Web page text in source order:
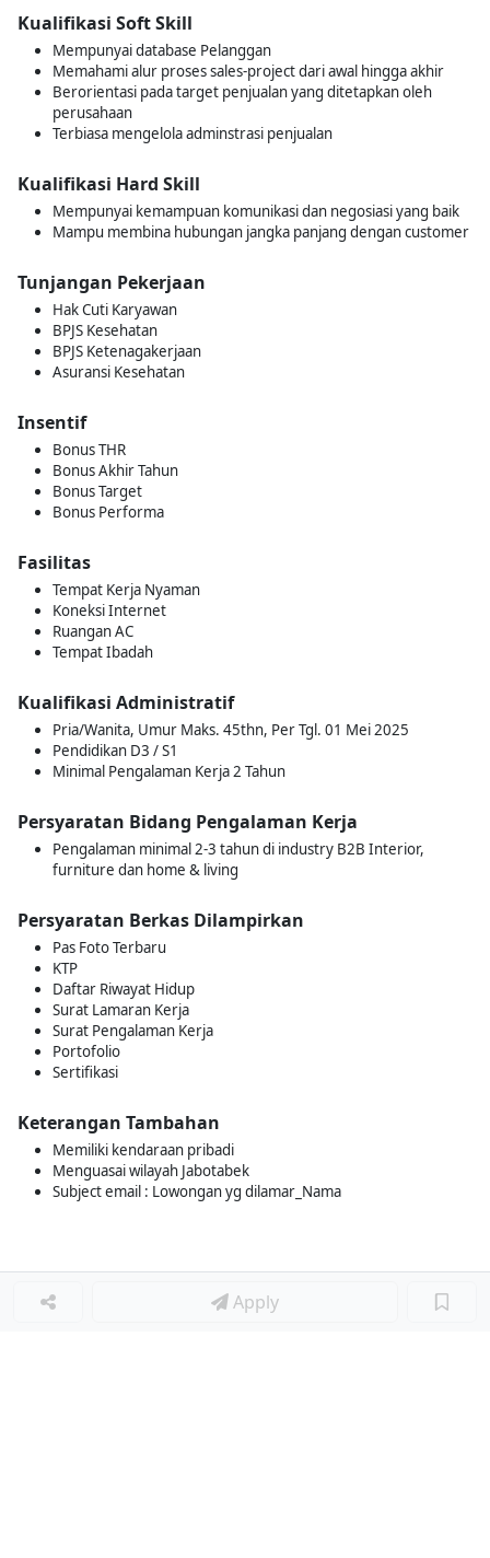
Kualifikasi Soft Skill
Mempunyai database Pelanggan
Memahami alur proses sales-project dari awal hingga akhir
Berorientasi pada target penjualan yang ditetapkan oleh
perusahaan
Terbiasa mengelola adminstrasi penjualan
Kualifikasi Hard Skill
Mempunyai kemampuan komunikasi dan negosiasi yang baik
Mampu membina hubungan jangka panjang dengan customer
Tunjangan Pekerjaan
Hak Cuti Karyawan
BPJS Kesehatan
BPJS Ketenagakerjaan
Asuransi Kesehatan
Insentif
Bonus THR
Bonus Akhir Tahun
Bonus Target
Bonus Performa
Fasilitas
Tempat Kerja Nyaman
Koneksi Internet
Ruangan AC
Tempat Ibadah
Kualifikasi Administratif
Pria/Wanita, Umur Maks. 45thn, Per Tgl. 01 Mei 2025
Pendidikan D3 / S1
Minimal Pengalaman Kerja 2 Tahun
Persyaratan Bidang Pengalaman Kerja
Pengalaman minimal 2-3 tahun di industry B2B Interior,
furniture dan home & living
Persyaratan Berkas Dilampirkan
Pas Foto Terbaru
KTP
Daftar Riwayat Hidup
Surat Lamaran Kerja
Surat Pengalaman Kerja
Portofolio
Sertifikasi
Keterangan Tambahan
Memiliki kendaraan pribadi
Menguasai wilayah Jabotabek
Subject email : Lowongan yg dilamar_Nama
Apply